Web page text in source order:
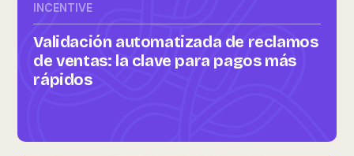
INCENTIVE
Validación automatizada de reclamos
de ventas: la clave para pagos más
rápidos